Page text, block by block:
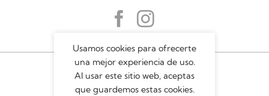
Usamos cookies para ofrecerte
una mejor experiencia de uso.
Al usar este sitio web, aceptas
que guardemos estas cookies.